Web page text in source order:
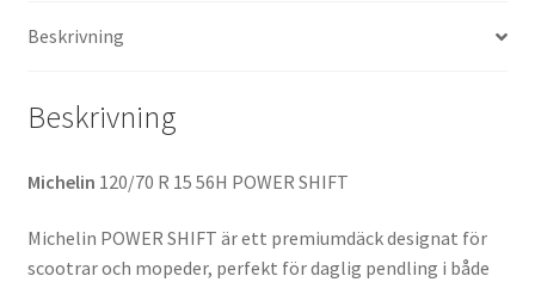
Beskrivning
Beskrivning
Michelin 120/70 R 15 56H POWER SHIFT
Michelin POWER SHIFT är ett premiumdäck designat för
scootrar och mopeder, perfekt för daglig pendling i både